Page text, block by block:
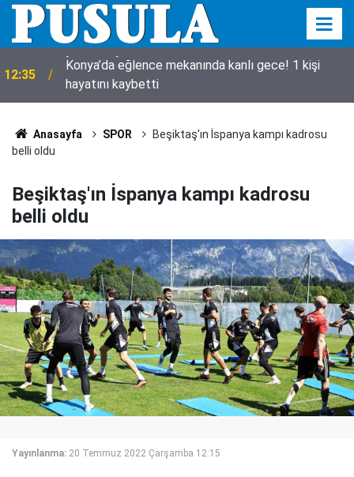
12:35
Konya’da eğlence mekanında kanlı gece! 1 kişi
hayatını kaybetti
Anasayfa SPOR
Beşiktaş'ın İspanya kampı kadrosu
belli oldu
Beşiktaş'ın İspanya kampı kadrosu
belli oldu
Yayınlanma: 20 Temmuz 2022 Çarşamba 12:15